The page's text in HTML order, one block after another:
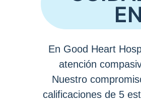
En Good Heart
atención
Nuestro
calificaciones de 5